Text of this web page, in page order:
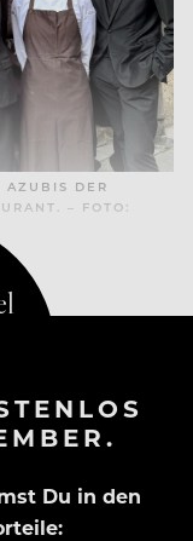
DER
– FOTO:
Du in den